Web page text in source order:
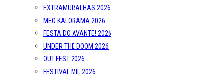
EXTRAMURALHAS 2026
MEO KALORAMA 2026
FESTA DO AVANTE! 2026
UNDER THE DOOM 2026
OUT.FEST 2026
FESTIVAL MIL 2026